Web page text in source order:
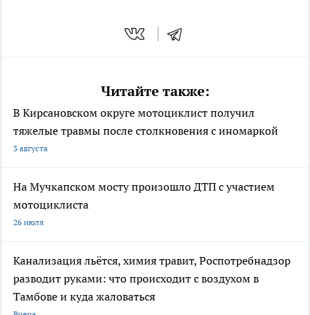
Читайте также:
В Кирсановском округе мотоциклист получил
тяжелые травмы после столкновения с иномаркой
3 августа
На Мучкапском мосту произошло ДТП с участием
мотоциклиста
26 июля
Канализация льётся, химия травит, Роспотребнадзор
разводит руками: что происходит с воздухом в
Тамбове и куда жаловаться